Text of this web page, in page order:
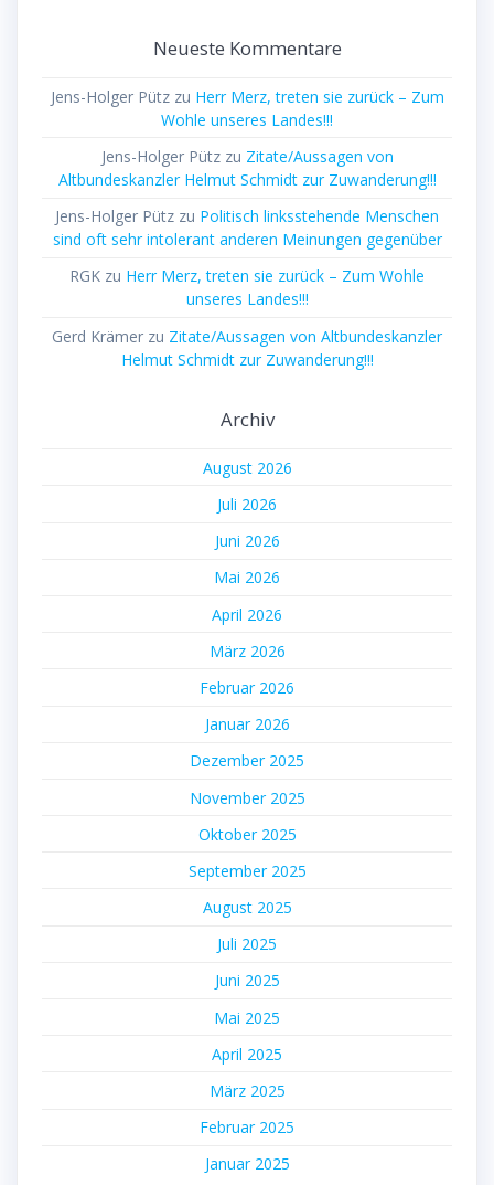
Neueste Kommentare
Jens-Holger Pützzu Herr Merz, treten sie zurück – Zum
Wohle unseres Landes!!!
Jens-Holger Pützzu Zitate/Aussagen von
Altbundeskanzler Helmut Schmidt zur Zuwanderung!!!
Jens-Holger Pütz zu Politisch linksstehende Menschen
sind oft sehr intolerant anderen Meinungen gegenüber
RGK zu Herr Merz, treten sie zurück – Zum Wohle
unseres Landes!!!
Gerd Krämer zu Zitate/Aussagen von Altbundeskanzler
Helmut Schmidt zur Zuwanderung!!!
Archiv
August 2026
Juli 2026
Juni 2026
Mai 2026
April 2026
März 2026
Februar 2026
Januar 2026
Dezember 2025
November 2025
Oktober 2025
September 2025
August 2025
Juli 2025
Juni 2025
Mai 2025
April 2025
März 2025
Februar 2025
Januar 2025